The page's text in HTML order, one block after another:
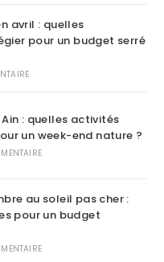
avril : quelles
pour un budget serré
: quelles activités
un week-end nature ?
au soleil pas cher :
pour un budget